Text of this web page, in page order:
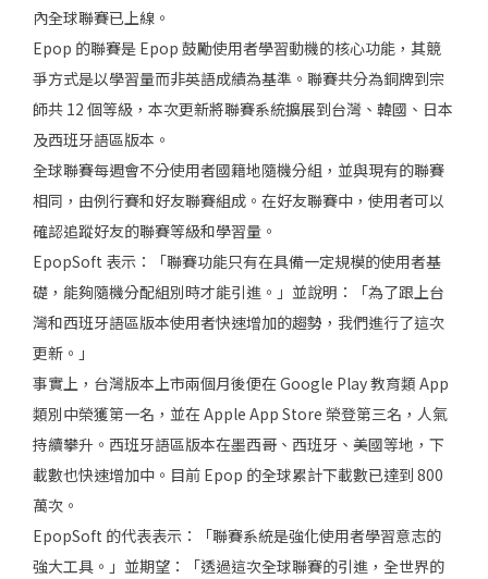
內全球聯賽已上線。
Epop 的聯賽是 Epop 鼓勵使用者學習動機的核心功能，其競
爭方式是以學習量而非英語成績為基準。聯賽共分為銅牌到宗
師共 12 個等級，本次更新將聯賽系統擴展到台灣、韓國、日本
及西班牙語區版本。
全球聯賽每週會不分使用者國籍地隨機分組，並與現有的聯賽
相同，由例行賽和好友聯賽組成。在好友聯賽中，使用者可以
確認追蹤好友的聯賽等級和學習量。
EpopSoft 表示：「聯賽功能只有在具備一定規模的使用者基
礎，能夠隨機分配組別時才能引進。」並說明：「為了跟上台
灣和西班牙語區版本使用者快速增加的趨勢，我們進行了這次
更新。」
事實上，台灣版本上市兩個月後便在 Google Play 教育類 App
類別中榮獲第一名，並在 Apple App Store 榮登第三名，人氣
持續攀升。西班牙語區版本在墨西哥、西班牙、美國等地，下
載數也快速增加中。目前 Epop 的全球累計下載數已達到 800
萬次。
EpopSoft 的代表表示：「聯賽系統是強化使用者學習意志的
強大工具。」並期望：「透過這次全球聯賽的引進，全世界的